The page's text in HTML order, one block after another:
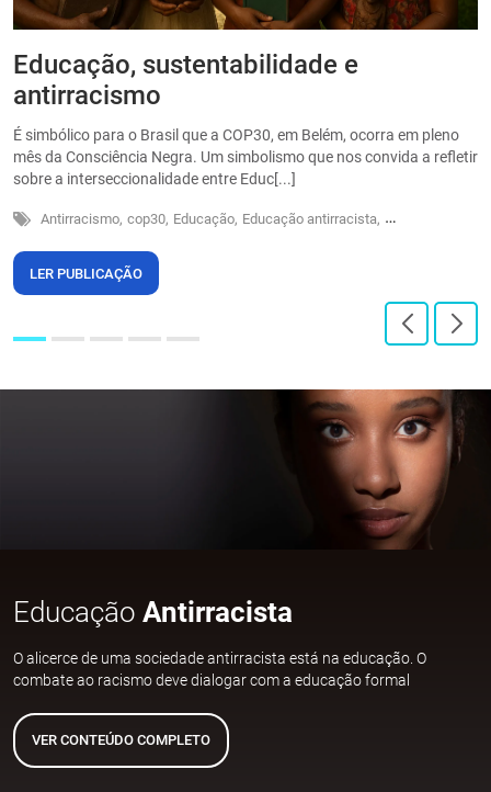
Educação, sustentabilidade e
antirracismo
É simbólico para o Brasil que a COP30, em Belém, ocorra em pleno
mês da Consciência Negra. Um simbolismo que nos convida a refletir
sobre a interseccionalidade entre Educ[...]
Antirracismo, cop30, Educação, Educação antirracista, Sustentabilidade
LER PUBLICAÇÃO
Educação Antirracista
O alicerce de uma sociedade antirracista está na educação. O
combate ao racismo deve dialogar com a educação formal
VER CONTEÚDO COMPLETO